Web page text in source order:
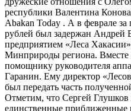
республики Валентина
Abakan Today . А в феврале за
рублей был задержан Андрей
предприятием «Леса
Минприроды региона. Вместе
помощнику руководителя
Гаранин. Ему директор
был передать часть
Отметим, что Сергей
единственные приближенные